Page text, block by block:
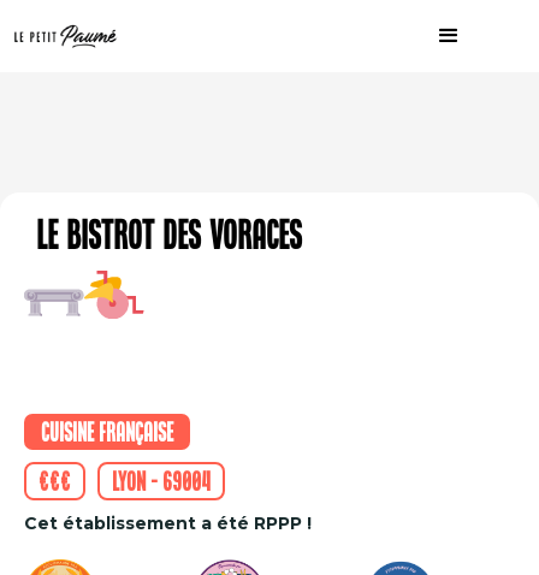
Le Bistrot des Voraces
Cuisine française
€€€
Lyon - 69004
Cet établissement a été RPPP !